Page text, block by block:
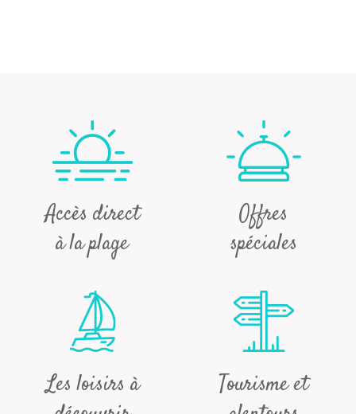
Accès direct
à la plage
Offres
spéciales
Les loisirs à
Tourisme et